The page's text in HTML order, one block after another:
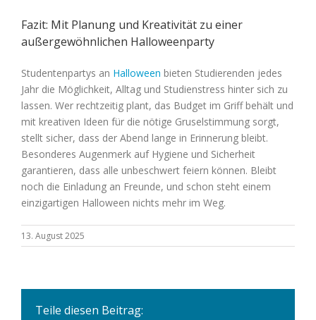
Fazit: Mit Planung und Kreativität zu einer
außergewöhnlichen Halloweenparty
Studentenpartys an Halloween bieten Studierenden jedes
Jahr die Möglichkeit, Alltag und Studienstress hinter sich zu
lassen. Wer rechtzeitig plant, das Budget im Griff behält und
mit kreativen Ideen für die nötige Gruselstimmung sorgt,
stellt sicher, dass der Abend lange in Erinnerung bleibt.
Besonderes Augenmerk auf Hygiene und Sicherheit
garantieren, dass alle unbeschwert feiern können. Bleibt
noch die Einladung an Freunde, und schon steht einem
einzigartigen Halloween nichts mehr im Weg.
13. August 2025
Teile diesen Beitrag: